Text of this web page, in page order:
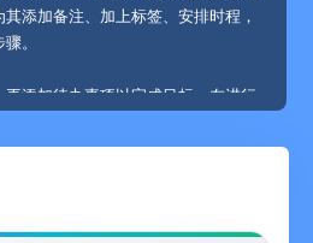
添加备注、加上标签、安排时程，
。
添加待办事项以完成目标。在进行
以掌控进度。
区域”，例如工作、家庭、理财等。这
处理细节时仍能看清全局。